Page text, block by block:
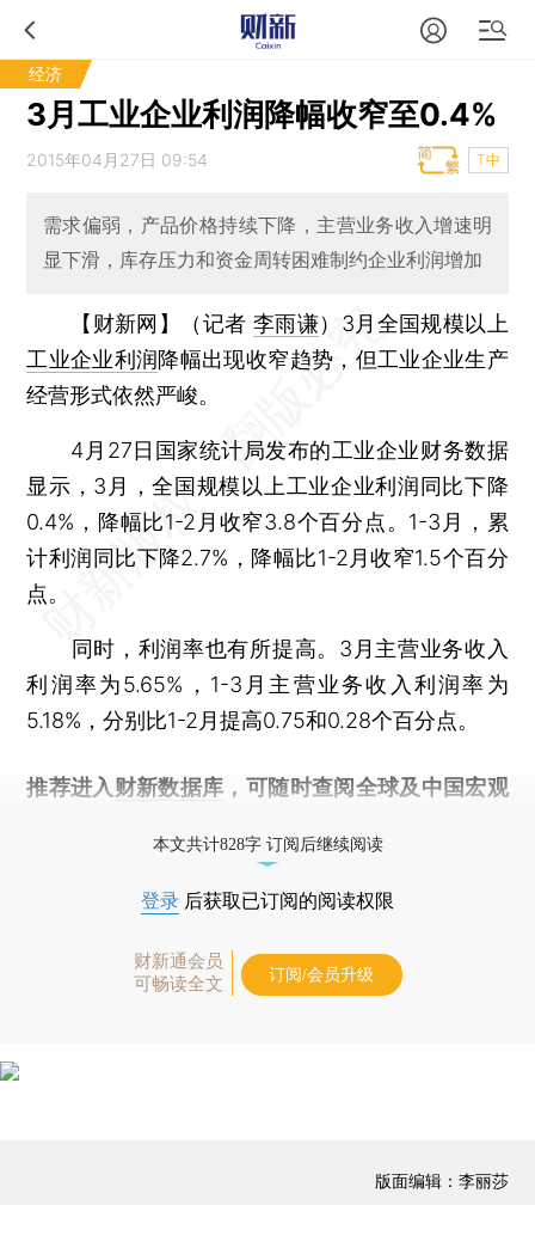
经济
3月工业企业利润降幅收窄至0.4%
2015年04月27日 09:54 T中
需求偏弱，产品价格持续下降，主营业务收入增速明
显下滑，库存压力和资金周转困难制约企业利润增加
【财新网】（记者李雨谦） 3月全国规模以上
工业企业利润降幅出现收窄趋势，但工业企业生产
经营形式依然严峻。
4月27日国家统计局发布的工业企业财务数据
显示，3月，全国规模以上工业企业利润同比下降
0.4%，降幅比1-2月收窄3.8个百分点。1-3月，累
计利润同比下降2.7%，降幅比1-2月收窄1.5个百分
点。
同时，利润率也有所提高。3月主营业务收入
利润率为5.65%，1-3月主营业务收入利润率为
5.18%，分别比1-2月提高0.75和0.28个百分点。
推荐进入 财新数据库 ，可随时查阅全球及中国宏观
本文共计828字 订阅后继续阅读
登录 后获取已订阅的阅读权限
财新通会员
可畅读全文
订阅/会员升级
版面编辑：李丽莎